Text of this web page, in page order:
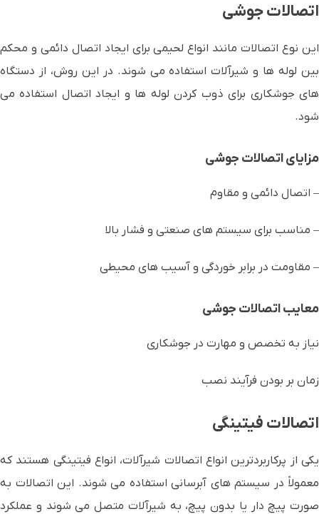
اتصالات جوشی
این نوع اتصالات مانند انواع لحیمی برای ایجاد اتصال دائمی و محکم
بین لوله ها و شیرآلات استفاده می شوند. در این روش، از دستگاه
های جوشکاری برای ذوب کردن لوله ها و ایجاد اتصال استفاده می
شود.
مزایایاتصالات جوشی
– اتصال دائمی و مقاوم
– مناسب برای سیستم های صنعتی و فشار بالا
– مقاومت در برابر خوردگی و آسیب های محیطی
معایباتصالات جوشی
نیاز به تخصص و مهارت در جوشکاری
زمان بر بودن فرآیند نصب
اتصالات فیتینگی
یکی از پرکاربردترین انواع اتصالات شیرآلات، انواع فیتینگی هستند که
معمولاً در سیستم های آبرسانی استفاده می شوند. این اتصالات به
صورت پیچ دار یا بدون پیچ، به شیرآلات متصل می شوند و عملکرد